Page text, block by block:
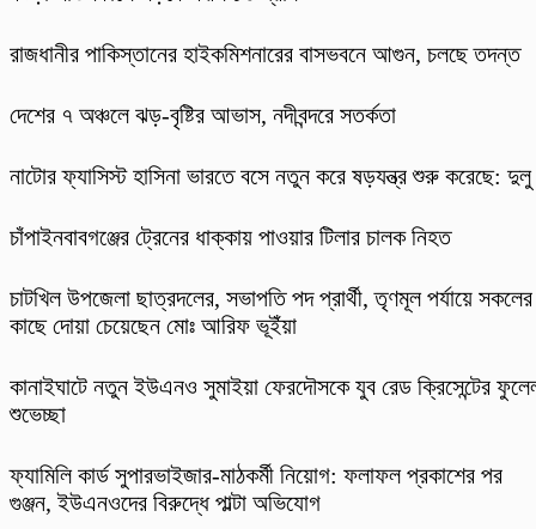
রাজধানীর পাকিস্তানের হাইকমিশনারের বাসভবনে আগুন, চলছে তদন্ত
দেশের ৭ অঞ্চলে ঝড়-বৃষ্টির আভাস, নদীবন্দরে সতর্কতা
নাটোর ফ্যাসিস্ট হাসিনা ভারতে বসে নতুন করে ষড়যন্ত্র শুরু করেছে: দুলু
চাঁপাইনবাবগঞ্জের ট্রেনের ধাক্কায় পাওয়ার টিলার চালক নিহত
চাটখিল উপজেলা ছাত্রদলের, সভাপতি পদ প্রার্থী, তৃণমূল পর্যায়ে সকলের
কাছে দোয়া চেয়েছেন মোঃ আরিফ ভূইঁয়া
কানাইঘাটে নতুন ইউএনও সুমাইয়া ফেরদৌসকে যুব রেড ক্রিসেন্টের
শুভেচ্ছা
ফ্যামিলি কার্ড সুপারভাইজার-মাঠকর্মী নিয়োগ: ফলাফল প্রকাশের পর
গুঞ্জন, ইউএনওদের বিরুদ্ধে পাল্টা অভিযোগ